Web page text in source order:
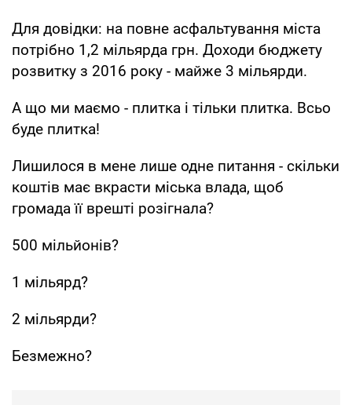
Для довідки: на повне асфальтування міста
потрібно 1,2 мільярда грн. Доходи бюджету
розвитку з 2016 року - майже 3 мільярди.
А що ми маємо - плитка і тільки плитка. Всьо
буде плитка!
Лишилося в мене лише одне питання - скільки
коштів має вкрасти міська влада, щоб
громада її врешті розігнала?
500 мільйонів?
1 мільярд?
2 мільярди?
Безмежно?